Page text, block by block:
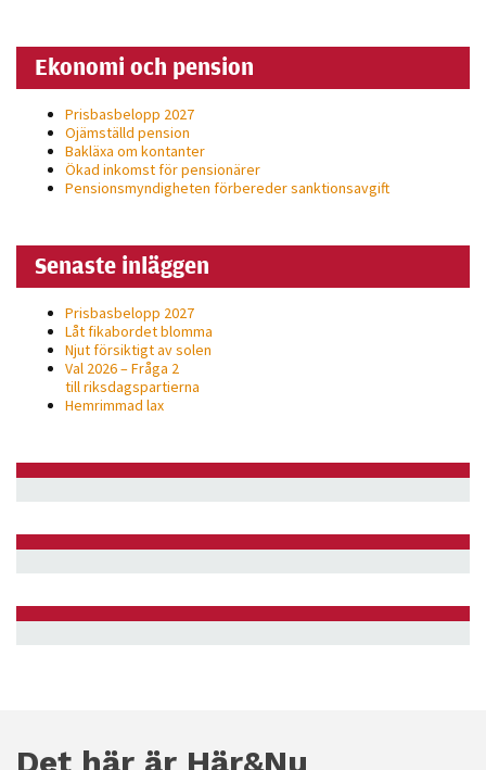
Ekonomi och pension
Prisbasbelopp 2027
Ojämställd pension
Bakläxa om kontanter
Ökad inkomst för pensionärer
Pensionsmyndigheten förbereder sanktionsavgift
Senaste inläggen
Prisbasbelopp 2027
Låt fikabordet blomma
Njut försiktigt av solen
Val 2026 – Fråga 2
till riksdagspartierna
Hemrimmad lax
Det här är Här&Nu